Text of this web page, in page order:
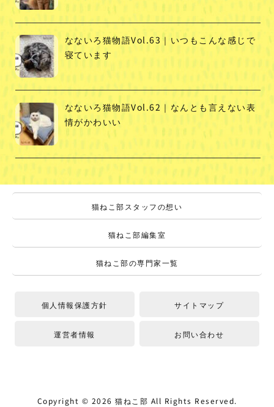
なないろ猫物語Vol.63｜いつもこんな感じで
寝ています
なないろ猫物語Vol.62｜なんとも言えない表
情がかわいい
猫ねこ部スタッフの想い
猫ねこ部編集室
猫ねこ部の専門家一覧
個人情報保護方針 サイトマップ
運営者情報 お問い合わせ
Copyright © 2026 猫ねこ部 All Rights Reserved.